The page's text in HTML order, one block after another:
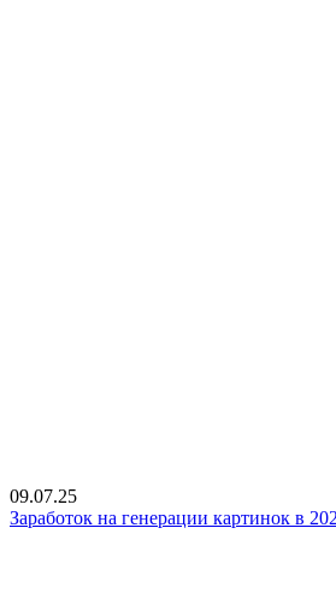
09.07.25
Заработок на генерации картинок в